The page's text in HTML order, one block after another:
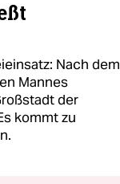
Nach dem
Mannes
der
kommt zu